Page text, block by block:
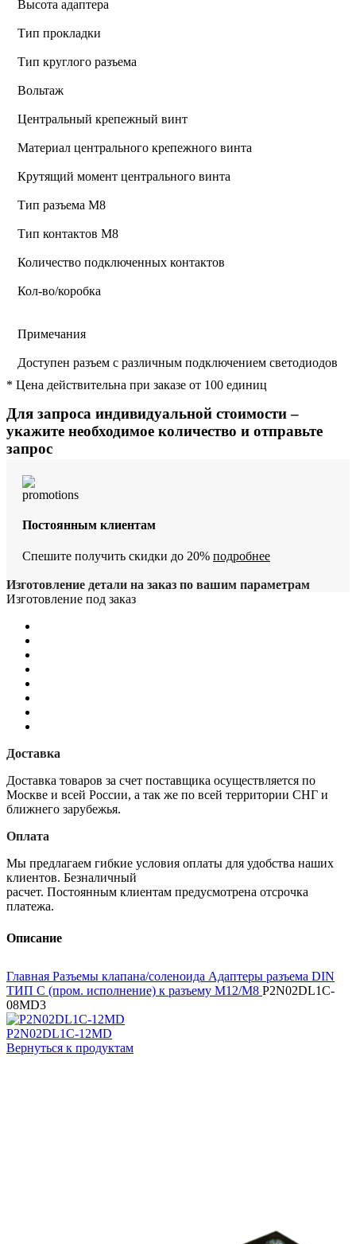
Высота адаптера
Тип прокладки
Тип круглого разъема
Вольтаж
Центральный крепежный винт
Материал центрального крепежного винта
Крутящий момент центрального винта
Тип разъема M8
Тип контактов М8
Количество подключенных контактов
Кол-во/коробка
Примечания
Доступен разъем с различным подключением светодиодов
* Цена действительна при заказе от 100 единиц
Для запроса индивидуальной стоимости –
укажите необходимое количество и отправьте
запрос
Постоянным клиентам
Спешите получить скидки до 20% подробнее
Изготовление детали на заказ по вашим параметрам
Изготовление под заказ
Доставка
Доставка товаров за счет поставщика осуществляется по
Москве и всей России, а так же по всей территории СНГ и
ближнего зарубежья.
Оплата
Мы предлагаем гибкие условия оплаты для удобства наших
клиентов. Безналичный
расчет. Постоянным клиентам предусмотрена отсрочка
платежа.
Описание
Главная Разъемы клапана/соленоида Адаптеры разъема DIN
ТИП C (пром. исполнение) к разъему M12/M8 P2N02DL1C-
08MD3
P2N02DL1C-12MD
Вернуться к продуктам